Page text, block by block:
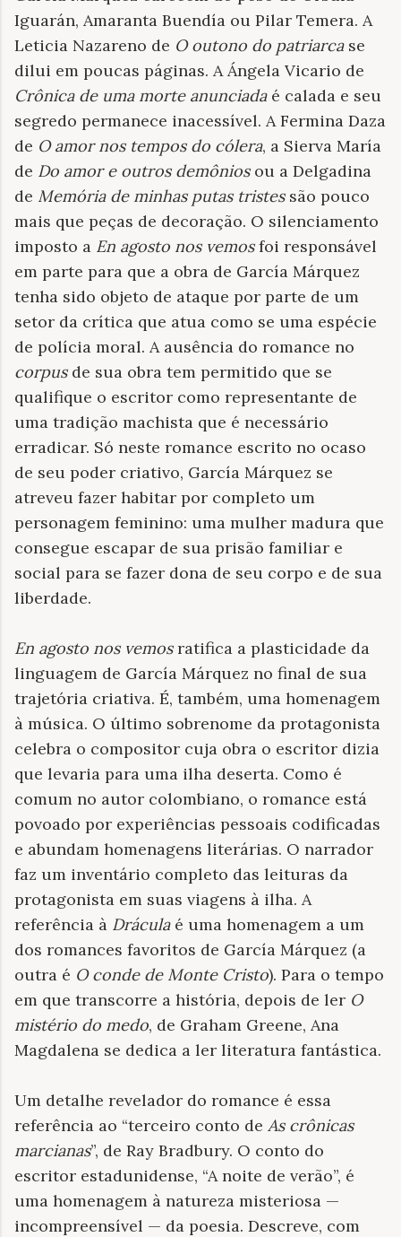
Iguarán, Amaranta Buendía ou Pilar Temera. A
Leticia Nazareno de O outono do patriarcase
dilui em poucas páginas. A Ángela Vicario de
Crônica de uma morte anunciadaé calada e seu
segredo permanece inacessível. A Fermina Daza
de O amor nos tempos do cólera, a Sierva María
de Do amor e outros demôniosou a Delgadina
de Memória de minhas putas tristessão pouco
mais que peças de decoração. O silenciamento
imposto a En agosto nos vemosfoi responsável
em parte para que a obra de García Márquez
tenha sido objeto de ataque por parte de um
setor da crítica que atua como se uma espécie
de polícia moral. A ausência do romance no
corpusde sua obra tem permitido que se
qualifique o escritor como representante de
uma tradição machista que é necessário
erradicar. Só neste romance escrito no ocaso
de seu poder criativo, García Márquez se
atreveu fazer habitar por completo um
personagem feminino: uma mulher madura que
consegue escapar de sua prisão familiar e
social para se fazer dona de seu corpo e de sua
liberdade.
En agosto nos vemosratifica a plasticidade da
linguagem de García Márquez no final de sua
trajetória criativa. É, também, uma homenagem
à música. O último sobrenome da protagonista
celebra o compositor cuja obra o escritor dizia
que levaria para uma ilha deserta. Como é
comum no autor colombiano, o romance está
povoado por experiências pessoais codificadas
e abundam homenagens literárias. O narrador
faz um inventário completo das leituras da
protagonista em suas viagens à ilha. A
referência à Dráculaé uma homenagem a um
dos romances favoritos de García Márquez (a
outra é O conde de Monte Cristo). Para o tempo
em que transcorre a história, depois de ler O
mistério do medo, de Graham Greene, Ana
Magdalena se dedica a ler literatura fantástica.
Um detalhe revelador do romance é essa
referência ao “terceiro conto de As crônicas
marcianas”, de Ray Bradbury. O conto do
escritor estadunidense, “A noite de verão”, é
uma homenagem à natureza misteriosa —
incompreensível — da poesia. Descreve, com